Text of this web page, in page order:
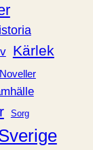
Kärlek
Noveller
Sorg